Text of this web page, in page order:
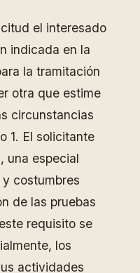
el interesado
indicada en la
la tramitación
otra que estime
circunstancias
1. El solicitante
una especial
costumbres
de las pruebas
requisito se
los
actividades